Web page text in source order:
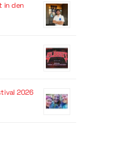
in den
2026